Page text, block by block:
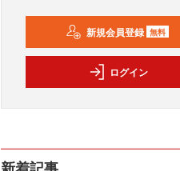
新規会員登録 無料
ログイン